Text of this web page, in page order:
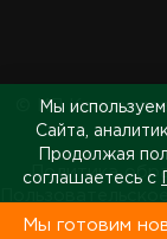
© ИП
Политика
Мы
Сайта,
Продолжая
соглашаетесь с
Мы готовим